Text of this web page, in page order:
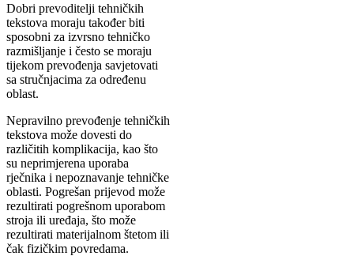
Dobri prevoditelji tehničkih
tekstova moraju također biti
sposobni za izvrsno tehničko
razmišljanje i često se moraju
tijekom prevođenja savjetovati
sa stručnjacima za određenu
oblast.
Nepravilno prevođenje tehničkih
tekstova može dovesti do
različitih komplikacija, kao što
su neprimjerena uporaba
rječnika i nepoznavanje tehničke
oblasti. Pogrešan prijevod može
rezultirati pogrešnom uporabom
stroja ili uređaja, što može
rezultirati materijalnom štetom ili
čak fizičkim povredama.